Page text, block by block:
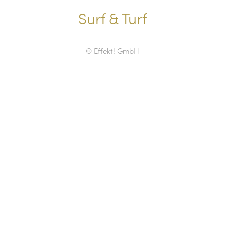
Surf & Turf
© Effekt! GmbH